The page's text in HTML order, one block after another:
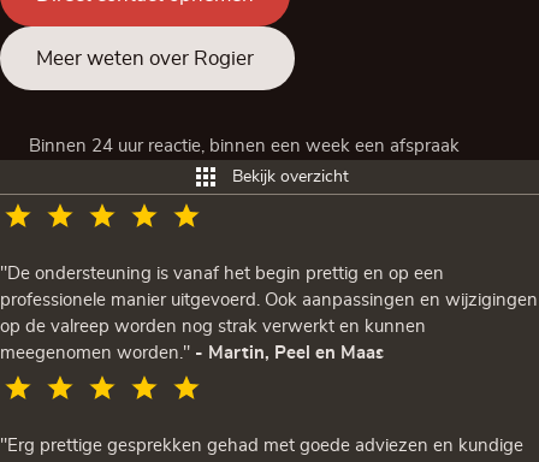
Meer weten over Rogier
Binnen 24 uur reactie, binnen een week een afspraak
Bekijk overzicht
"De ondersteuning is vanaf het begin prettig en op een
professionele manier uitgevoerd. Ook aanpassingen en wijzigingen
op de valreep worden nog strak verwerkt en kunnen
meegenomen worden." - Martin, Peel en Maas
"Erg prettige gesprekken gehad met goede adviezen en kundige